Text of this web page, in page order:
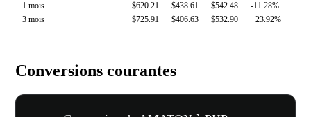
1 mois
$620.21 $438.61 $542.48
-11.28%
3 mois
$725.91 $406.63 $532.90 +23.92%
Conversions courantes